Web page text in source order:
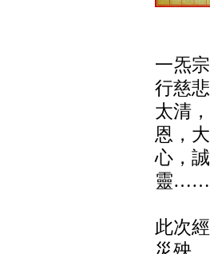
一炁
行慈
太清
恩，
心，
靈……
此次